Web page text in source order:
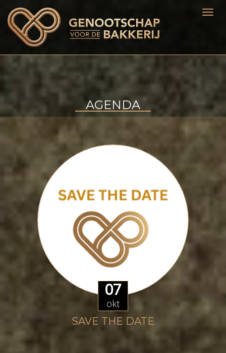
AGENDA
07
okt
SAVE THE DATE